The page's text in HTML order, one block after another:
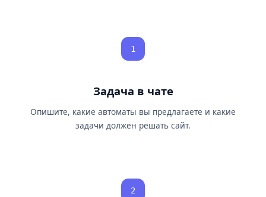
1
Задача в чате
Опишите, какие автоматы вы предлагаете и какие
задачи должен решать сайт.
2